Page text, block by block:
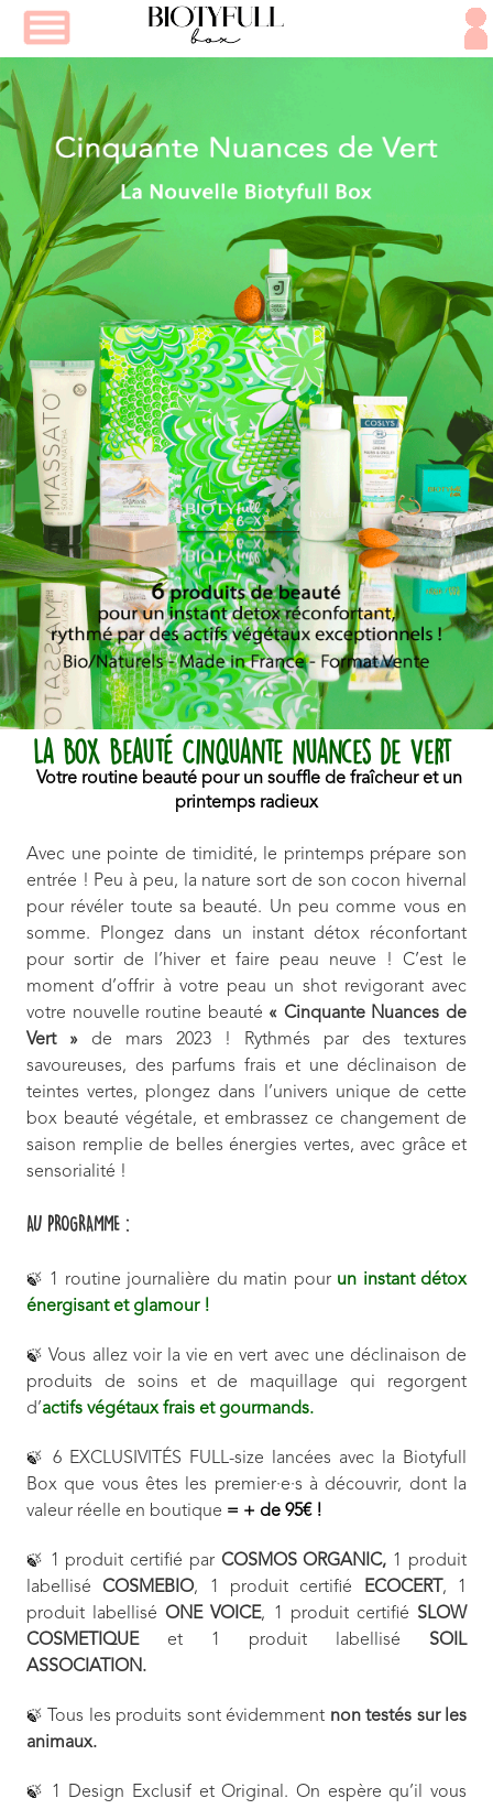
La Box Beauté Cinquante Nuances de Vert
Votre routine beauté pour un souffle de fraîcheur et un
printemps radieux
Avec une pointe de timidité, le printemps prépare son
entrée ! Peu à peu, la nature sort de son cocon hivernal
pour révéler toute sa beauté. Un peu comme vous en
somme. Plongez dans un instant détox réconfortant
pour sortir de l’hiver et faire peau neuve ! C’est le
moment d’offrir à votre peau un shot revigorant avec
votre nouvelle routine beauté « Cinquante Nuances de
Vert » de mars 2023 ! Rythmés par des textures
savoureuses, des parfums frais et une déclinaison de
teintes vertes, plongez dans l’univers unique de cette
box beauté végétale, et embrassez ce changement de
saison remplie de belles énergies vertes, avec grâce et
sensorialité !
AU PROGRAMME :
🍃 1 routine journalière du matin pour un instant détox
énergisant et glamour !
🍃 Vous allez voir la vie en vert avec une déclinaison de
produits de soins et de maquillage qui regorgent
d’actifs végétaux frais et gourmands.
🍃 6 EXCLUSIVITÉS FULL-size lancées avec la Biotyfull
Box que vous êtes les premier·e·s à découvrir, dont la
valeur réelle en boutique = + de 95€ !
🍃 1 produit certifié par COSMOS ORGANIC, 1 produit
labelliséCOSMEBIO, 1 produit certifié ECOCERT , 1
produit labelliséONE VOICE, 1 produit certifié SLOW
COSMETIQUEet 1 produit labellisé SOIL
ASSOCIATION.
🍃 Tous les produits sont évidemment non testés sur les
animaux.
🍃 1 Design Exclusif et Original. On espère qu’il vous